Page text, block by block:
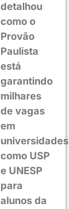
detalhou
como o
Provão
Paulista
está
garantindo
milhares
de vagas
em
universidades
como USP
e UNESP
para
alunos da